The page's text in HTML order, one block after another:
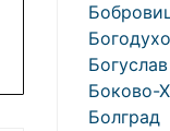
Богуслав
Боково-
Болград